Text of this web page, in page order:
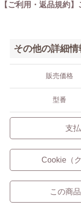
【ご利用・返品規約
その他の詳細情
販売価格
型番
支
Cookie（
この商